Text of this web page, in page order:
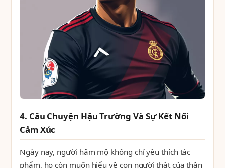
4. Câu Chuyện Hậu Trường Và Sự Kết Nối
Cảm Xúc
Ngày nay, người hâm mộ không chỉ yêu thích tác
phẩm, họ còn muốn hiểu về con người thật của thần